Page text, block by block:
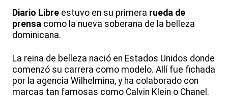
Diario Libre estuvo en su primera rueda de
prensa como la nueva soberana de la belleza
dominicana.
La reina de belleza nació en Estados Unidos donde
comenzó su carrera como modelo. Allí fue fichada
por la agencia Wilhelmina, y ha colaborado con
marcas tan famosas como Calvin Klein o Chanel.